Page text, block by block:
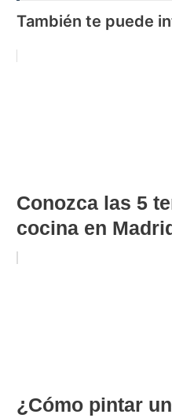
También te puede
Conozca las 5
cocina en
¿Cómo pintar